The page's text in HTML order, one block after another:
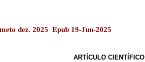
dez. 2025 Epub 19-Jun-2025
ARTÍCULO CIENTÍFICO